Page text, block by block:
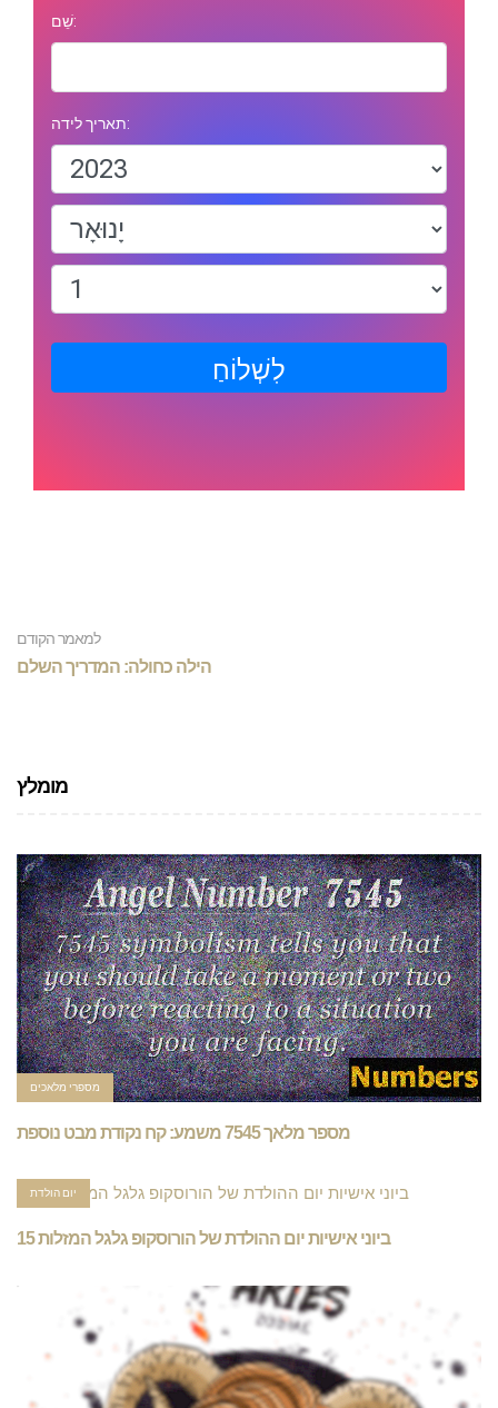
שֵׁם:
תאריך לידה:
לִשְׁלוֹחַ
למאמר הקודם
הילה כחולה: המדריך השלם
מומלץ
מספרי מלאכים
מספר מלאך 7545 משמע: קח נקודת מבט נוספת
יום הולדת
15 ביוני אישיות יום ההולדת של הורוסקופ גלגל המזלות